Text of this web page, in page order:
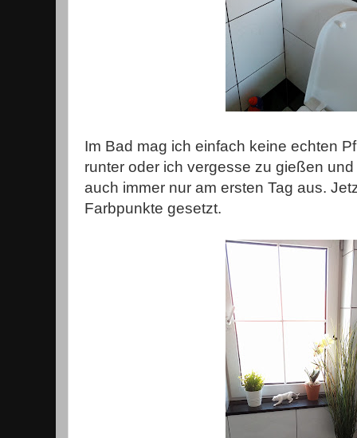
Im Bad mag ich einfach keine echten
runter oder ich vergesse zu gießen
auch immer nur am ersten Tag aus.
Farbpunkte gesetzt.